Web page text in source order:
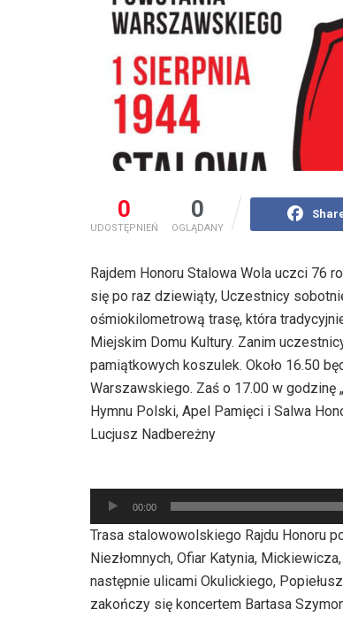
0
UDOSTĘPNIEŃ
0
OGLĄDANY
Rajdem Honoru Stalowa Wola uczci 76
się po raz dziewiąty, Uczestnicy
ośmiokilometrową trasę, która
Miejskim Domu Kultury. Zanim
pamiątkowych koszulek. Około 16.50
Warszawskiego. Zaś o 17.00 w godzinę
Hymnu Polski, Apel Pamięci i Salwa
Lucjusz Nadbereżny
Odtwarzacz
plików
dźwiękowych
00:00
Trasa stalowowolskiego Rajdu Honoru
Niezłomnych, Ofiar Katynia,
następnie ulicami Okulickiego,
zakończy się koncertem Bartasa